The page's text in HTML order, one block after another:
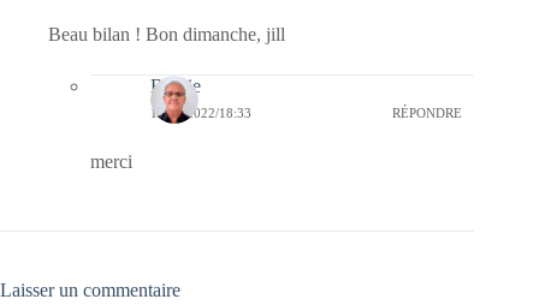
Beau bilan ! Bon dimanche, jill
Bernie
11/04/2022/18:33 RÉPONDRE
merci
Laisser un commentaire